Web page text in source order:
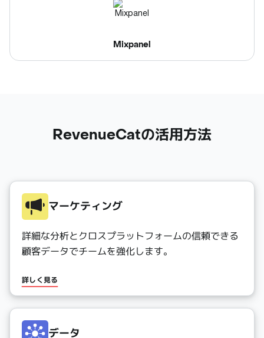
Mixpanel
RevenueCatの活用方法
マーケティング
詳細な分析とクロスプラットフォームの信頼できる
顧客データでチームを強化します。
詳しく見る
データ